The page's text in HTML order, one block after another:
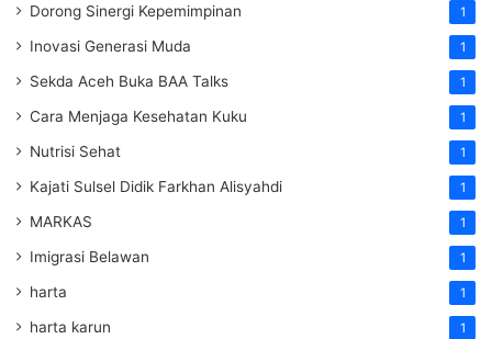
Dorong Sinergi Kepemimpinan 1
Inovasi Generasi Muda 1
Sekda Aceh Buka BAA Talks 1
Cara Menjaga Kesehatan Kuku 1
Nutrisi Sehat 1
Kajati Sulsel Didik Farkhan Alisyahdi 1
MARKAS 1
Imigrasi Belawan 1
harta 1
harta karun 1